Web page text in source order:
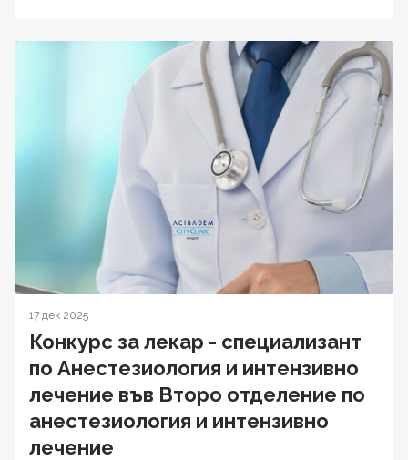
17 дек 2025
Конкурс за лекар - специализант
по Анестезиология и интензивно
лечение във Второ отделение по
анестезиология и интензивно
лечение